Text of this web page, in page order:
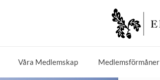
Våra Medlemskap Medlemsförmåner